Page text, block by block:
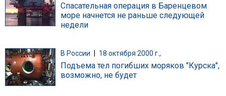
Спасательная операция в Баренцевом
море начнется не раньше следующей
недели
В России 18 октября 2000 г.,
Подъема тел погибших моряков "Курска",
возможно, не будет